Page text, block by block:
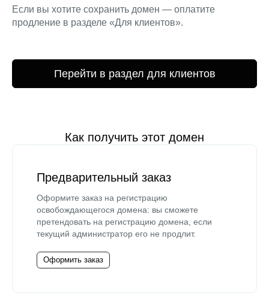
Если вы хотите сохранить домен — оплатите
продление в разделе «Для клиентов».
Перейти в раздел для клиентов
Как получить этот домен
Предварительный заказ
Оформите заказ на регистрацию
освобождающегося домена: вы сможете
претендовать на регистрацию домена, если
текущий администратор его не продлит.
Оформить заказ